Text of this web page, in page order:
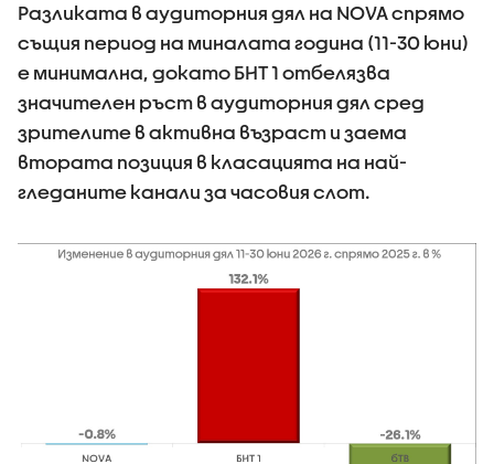
Разликата в аудиторния дял на NOVA спрямо
същия период на миналата година (11-30 юни)
е минимална, докато БНТ 1 отбелязва
значителен ръст в аудиторния дял сред
зрителите в активна възраст и заема
втората позиция в класацията на най-
гледаните канали за часовия слот.